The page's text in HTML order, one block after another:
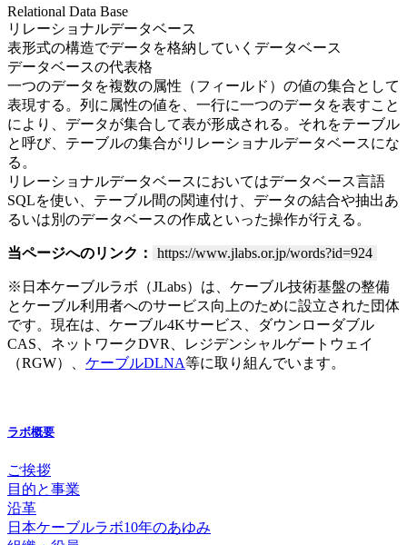
Relational Data Base
リレーショナルデータベース
表形式の構造でデータを格納していくデータベース
データベースの代表格
一つのデータを複数の属性（フィールド）の値の集合として
表現する。列に属性の値を、一行に一つのデータを表すこと
により、データが集合して表が形成される。それをテーブル
と呼び、テーブルの集合がリレーショナルデータベースにな
る。
リレーショナルデータベースにおいてはデータベース言語
SQLを使い、テーブル間の関連付け、データの結合や抽出あ
るいは別のデータベースの作成といった操作が行える。
当ページへのリンク： https://www.jlabs.or.jp/words?id=924
※日本ケーブルラボ（JLabs）は、ケーブル技術基盤の整備
とケーブル利用者へのサービス向上のために設立された団体
です。現在は、ケーブル4Kサービス、ダウンローダブル
CAS、ネットワークDVR、レジデンシャルゲートウェイ
（RGW）、 ケーブルDLNA等に取り組んでいます。
ラボ概要
ご挨拶
目的と事業
沿革
日本ケーブルラボ10年のあゆみ